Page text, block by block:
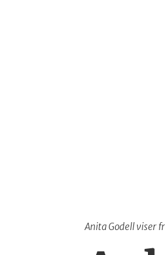
Anita Godell viser